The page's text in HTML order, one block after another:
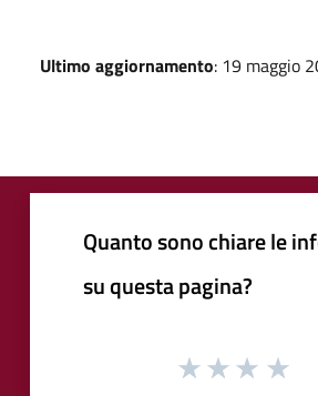
Ultimo aggiornamento: 19 maggio
Quanto sono chiare le
su questa pagina?